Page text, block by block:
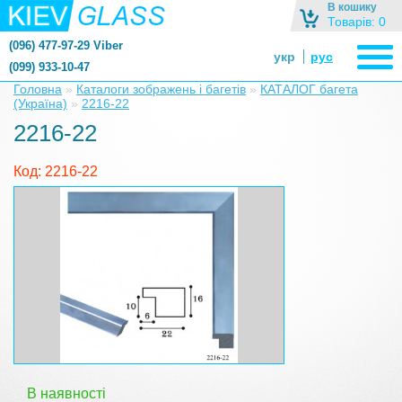
В кошику
Товарів: 0
(096) 477-97-29 Viber
(099) 933-10-47
zerkalonazakaz@gmail.com
zerkaloshop@ukr.net
укр рус
Головна » Каталоги зображень і багетів » КАТАЛОГ багета
(Україна) » 2216-22
2216-22
Код: 2216-22
В наявності